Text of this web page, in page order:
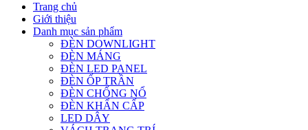
Trang chủ
Giới thiệu
Danh mục sản phẩm
ĐÈN DOWNLIGHT
ĐÈN MÁNG
ĐÈN LED PANEL
ĐÈN ỐP TRẦN
ĐÈN CHỐNG NỔ
ĐÈN KHẨN CẤP
LED DÂY